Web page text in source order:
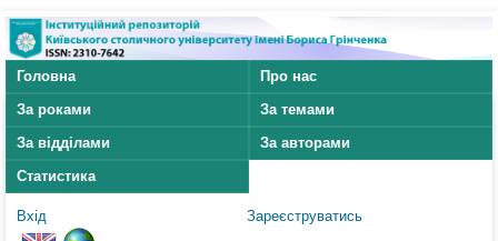
Головна
Про нас
За роками
За темами
За відділами
За авторами
Статистика
Вхід Зареєструватись